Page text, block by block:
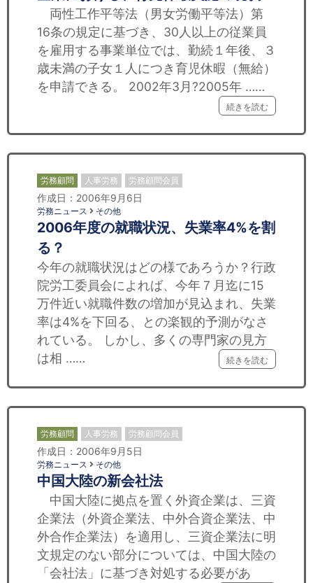
両性工作平等法（男女労働平等法）第
16条の規定に基づき、30人以上の従業員
を雇用する事業単位では、勤続１年後、３
歳未満の子女１人につき育児休暇（無給）
を申請できる。 2002年3月?2005年 ……
続きを読む
労務顧問 人事労務 労務顧問会員
作成日：2006年9月6日
労務ニュース その他
2006年度の就職状況、失業率4%を割
る？
今年の就職状況はどの様であろうか？行政
院労工委員会によれば、今年７月迄に15
万件近い就職件数の増加が見込まれ、失業
率は4%を下回る、との楽観的予測がなさ
れている。 しかし、多くの専門家の見方
は相 ……
続きを読む
労務顧問 人事労務 労務顧問会員
作成日：2006年9月5日
労務ニュース その他
中国大陸の新会社法
中国大陸に拠点を置く外資企業は、三資
企業法（外資企業法、中外合資企業法、中
外合作企業法）を適用し、三資企業法に明
文規定のない部分については、中国大陸の
「会社法」に基づき対処する必要があ